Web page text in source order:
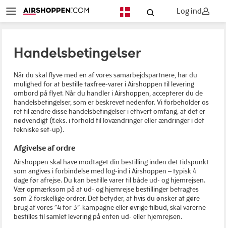
Log ind
Handelsbetingelser
Når du skal flyve med en af vores samarbejdspartnere, har du
mulighed for at bestille taxfree-varer i Airshoppen til levering
ombord på flyet. Når du handler i Airshoppen, accepterer du de
handelsbetingelser, som er beskrevet nedenfor. Vi forbeholder os
ret til ændre disse handelsbetingelser i ethvert omfang, at det er
nødvendigt (f.eks. i forhold til lovændringer eller ændringer i det
tekniske set-up).
Afgivelse af ordre
Airshoppen skal have modtaget din bestilling inden det tidspunkt
som angives i forbindelse med log-ind i Airshoppen – typisk 4
dage før afrejse. Du kan bestille varer til både ud- og hjemrejsen.
Vær opmærksom på at ud- og hjemrejse bestillinger betragtes
som 2 forskellige ordrer. Det betyder, at hvis du ønsker at gøre
brug af vores ”4 for 3”-kampagne eller øvrige tilbud, skal varerne
bestilles til samlet levering på enten ud- eller hjemrejsen.